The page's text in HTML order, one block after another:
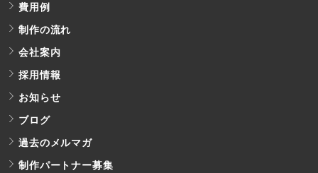
費用例
制作の流れ
会社案内
採用情報
お知らせ
ブログ
過去のメルマガ
制作パートナー募集